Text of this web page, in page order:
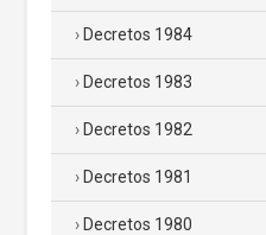
Decretos 1984
Decretos 1983
Decretos 1982
Decretos 1981
Decretos 1980